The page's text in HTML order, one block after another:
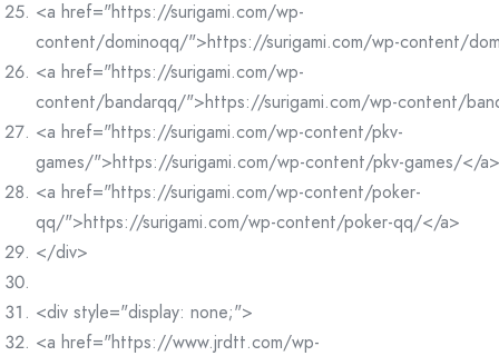
<a href="https://surigami.com/wp-
content/dominoqq/">https://surigami.com/wp-content/
<a href="https://surigami.com/wp-
content/bandarqq/">https://surigami.com/wp-content/
<a href="https://surigami.com/wp-content/pkv-
games/">https://surigami.com/wp-content/pkv-games/</a>
<a href="https://surigami.com/wp-content/poker-
qq/">https://surigami.com/wp-content/poker-qq/</a>
</div>
<div style="display: none;">
<a href="https://www.jrdtt.com/wp-